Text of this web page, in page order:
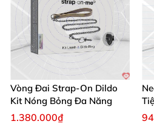
Vòng Đai Strap-On Dildo
Kit Nóng Bỏng Đa Năng
1.380.000₫